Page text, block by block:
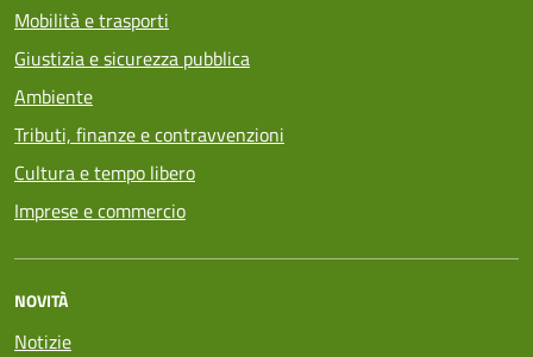
Mobilità e trasporti
Giustizia e sicurezza pubblica
Ambiente
Tributi, finanze e contravvenzioni
Cultura e tempo libero
Imprese e commercio
NOVITÀ
Notizie